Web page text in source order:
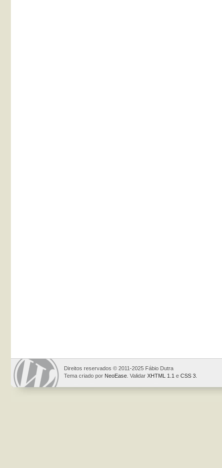
Direitos reservados © 2011-2025 Fábio Dutra
Tema criado por NeoEase . Validar XHTML 1.1 e CSS 3